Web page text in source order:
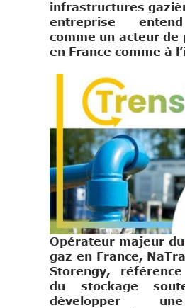
infrastructures
entreprise
comme un acteur de
en France comme à
Opérateur majeur
gaz en France,
Storengy,
du stockage
développer